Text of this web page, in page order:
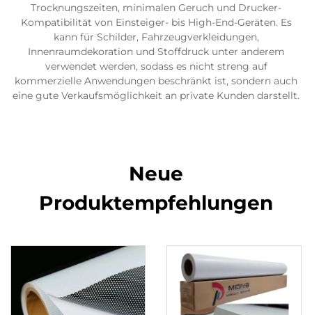
Trocknungszeiten, minimalen Geruch und Drucker-
Kompatibilität von Einsteiger- bis High-End-Geräten. Es
kann für Schilder, Fahrzeugverkleidungen,
Innenraumdekoration und Stoffdruck unter anderem
verwendet werden, sodass es nicht streng auf
kommerzielle Anwendungen beschränkt ist, sondern auch
eine gute Verkaufsmöglichkeit an private Kunden darstellt.
Neue
Produktempfehlungen